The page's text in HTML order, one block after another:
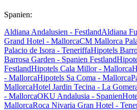
Spanien:
Aldiana Andalusien - FestlandAldiana
Grand Hotel - MallorcaCM Mallorca
Palacio de Isora - TeneriffaHipotels
Barrosa Garden - Spanien Festland
FestlandHipotels Cala Millor - Mallorca
- MallorcaHipotels Sa Coma - Mallorca
MallorcaHotel Jardin Tecina - La
- MallorcaOKU Andalusia - Spanien
MallorcaRoca Nivaria Gran Hotel -